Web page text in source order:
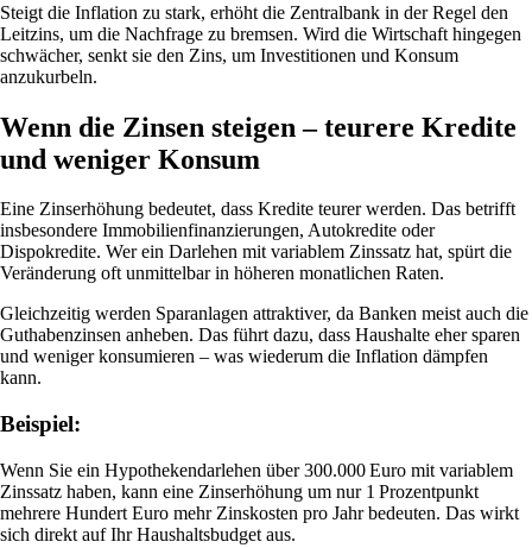
Steigt die Inflation zu stark, erhöht die Zentralbank in der Regel den
Leitzins, um die Nachfrage zu bremsen. Wird die Wirtschaft hingegen
schwächer, senkt sie den Zins, um Investitionen und Konsum
anzukurbeln.
Wenn die Zinsen steigen – teurere Kredite
und weniger Konsum
Eine Zinserhöhung bedeutet, dass Kredite teurer werden. Das betrifft
insbesondere Immobilienfinanzierungen, Autokredite oder
Dispokredite. Wer ein Darlehen mit variablem Zinssatz hat, spürt die
Veränderung oft unmittelbar in höheren monatlichen Raten.
Gleichzeitig werden Sparanlagen attraktiver, da Banken meist auch die
Guthabenzinsen anheben. Das führt dazu, dass Haushalte eher sparen
und weniger konsumieren – was wiederum die Inflation dämpfen
kann.
Beispiel:
Wenn Sie ein Hypothekendarlehen über 300.000 Euro mit variablem
Zinssatz haben, kann eine Zinserhöhung um nur 1 Prozentpunkt
mehrere Hundert Euro mehr Zinskosten pro Jahr bedeuten. Das wirkt
sich direkt auf Ihr Haushaltsbudget aus.